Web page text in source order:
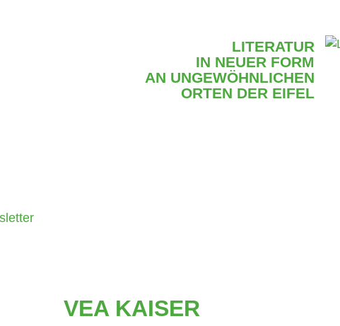
LITERATUR
IN NEUER FORM
AN UNGEWÖHNLICHEN
ORTEN DER EIFEL
VEA KAISER